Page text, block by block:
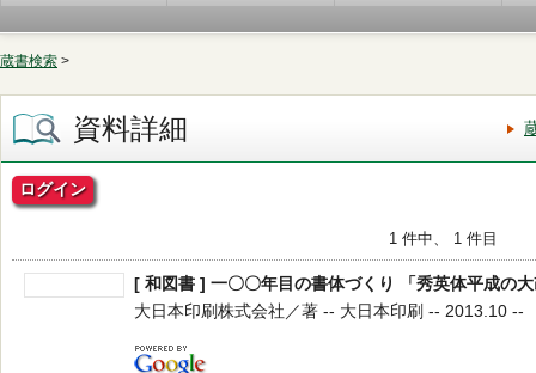
蔵書検索 >
資料詳細
ログイン
1 件中、 1 件目
[ 和図書 ] 一〇〇年目の書体づくり 「秀英体平成の
大日本印刷株式会社／著 -- 大日本印刷 -- 2013.10 --